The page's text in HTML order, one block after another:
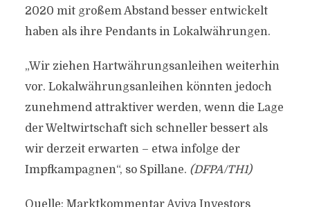
2020 mit großem Abstand besser entwickelt
haben als ihre Pendants in Lokalwährungen.
„Wir ziehen Hartwährungsanleihen weiterhin
vor. Lokalwährungsanleihen könnten jedoch
zunehmend attraktiver werden, wenn die Lage
der Weltwirtschaft sich schneller bessert als
wir derzeit erwarten – etwa infolge der
Impfkampagnen“, so Spillane. (DFPA/TH1)
Quelle: Marktkommentar Aviva Investors